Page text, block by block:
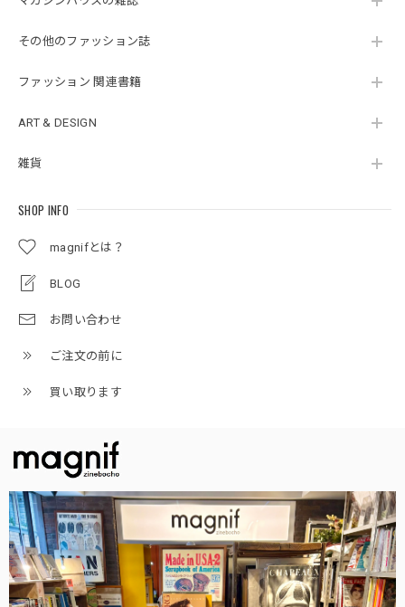
その他のファッション誌
ファッション 関連書籍
ART & DESIGN
雑貨
SHOP INFO
magnifとは？
BLOG
お問い合わせ
ご注文の前に
買い取ります